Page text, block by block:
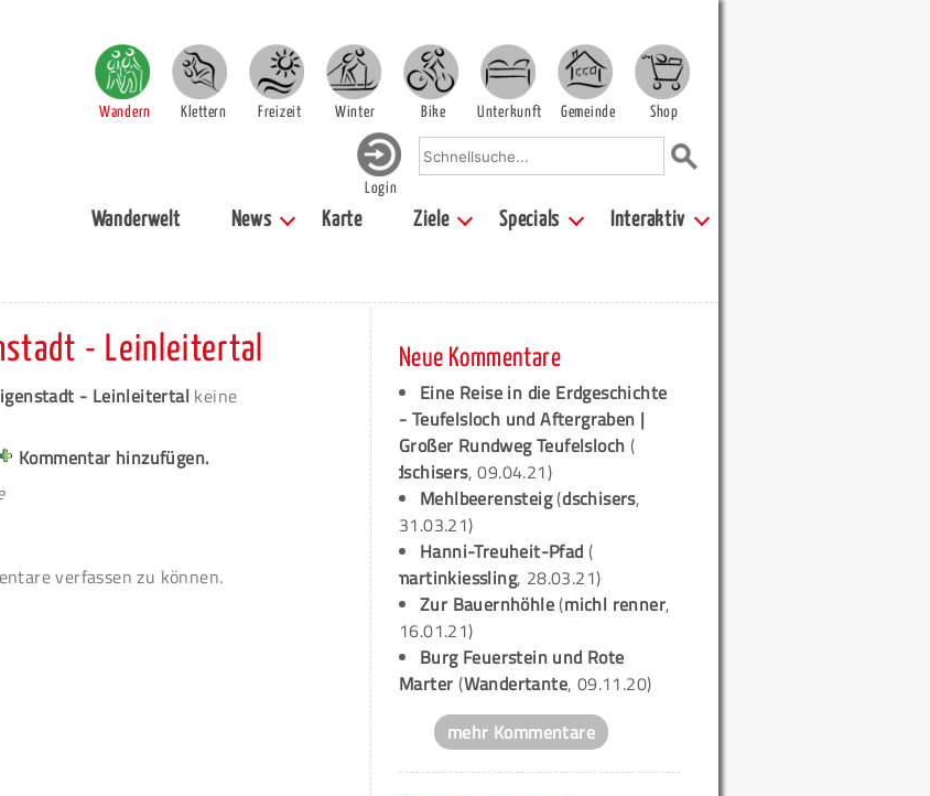
Wandern Klettern Freizeit Winter Bike Unterkunft Gemeinde Shop
Login
Wanderwelt News Karte Ziele Specials Interaktiv
- Leinleitertal
- Leinleitertal keine
Kommentar hinzufügen.
verfassen zu können.
Neue Kommentare
Eine Reise in die Erdgeschichte
- Teufelsloch und Aftergraben |
Großer Rundweg Teufelsloch (
dschisers, 09.04.21)
Mehlbeerensteig(dschisers,
31.03.21)
Hanni-Treuheit-Pfad (
martinkiessling, 28.03.21)
Zur Bauernhöhle(michl renner,
16.01.21)
Burg Feuerstein und Rote
Marter (Wandertante, 09.11.20)
mehr Kommentare